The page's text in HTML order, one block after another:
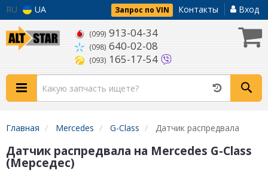
RU UA Запрос по VIN Контакты Вход
(099) 913-04-34
(098) 640-02-08
(093) 165-17-54
Главная Mercedes G-Class Датчик распредвала
Датчик распредвала на Mercedes G-Class
(Мерседес)